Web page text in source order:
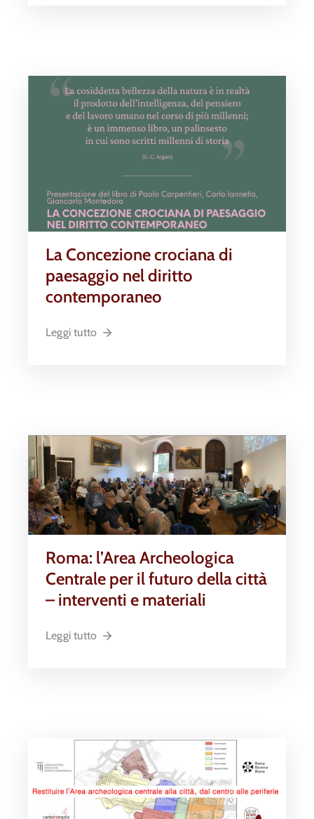
La Concezione crociana di
paesaggio nel diritto
contemporaneo
Leggi tutto
Roma: l’Area Archeologica
Centrale per il futuro della città
– interventi e materiali
Leggi tutto